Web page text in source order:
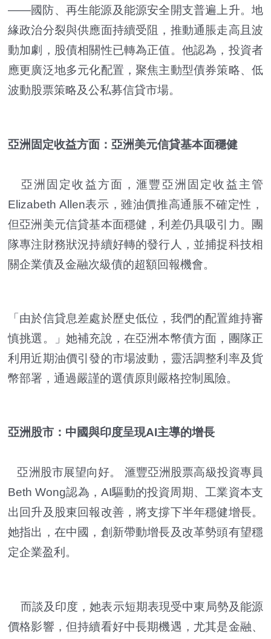
——國防、再生能源及能源安全開支普遍上升。地
緣政治分裂與供應面持續受阻，推動通脹走高且波
動加劇，股債相關性已轉為正值。他認為，投資者
應更廣泛地多元化配置，聚焦主動型債券策略、低
波動股票策略及公私募信貸市場。
亞洲固定收益方面：亞洲美元信貸基本面穩健
亞洲固定收益方面，滙豐亞洲固定收益主管
Elizabeth Allen表示，雖油價推高通脹不確定性，
但亞洲美元信貸基本面穩健，利差仍具吸引力。團
隊專注財務狀況持續好轉的發行人，並捕捉科技相
關企業債及金融次級債的超額回報機會。
「由於信貸息差處於歷史低位，我們的配置維持審
慎挑選。」她補充說，在亞洲本幣債方面，團隊正
利用近期油價引發的市場波動，靈活調整利率及貨
幣部署，通過嚴謹的選債原則嚴格控制風險。
亞洲股市：中國與印度呈現AI主導的增長
亞洲股市展望向好。 滙豐亞洲股票高級投資專員
Beth Wong認為，AI驅動的投資周期、工業資本支
出回升及股東回報改善，將支撐下半年穩健增長。
她指出，在中國，創新帶動增長及改革勢頭有望穩
定企業盈利。
而談及印度，她表示短期表現受中東局勢及能源
價格影響，但持續看好中長期機遇，尤其是金融、